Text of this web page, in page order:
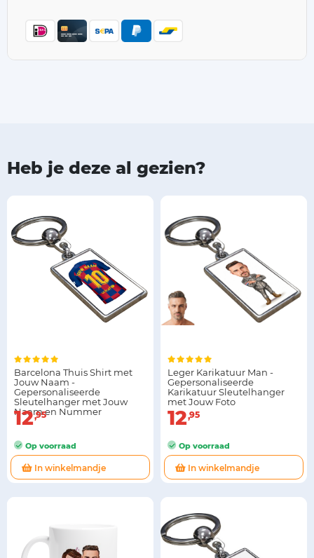
Heb je deze al gezien?
Barcelona Thuis Shirt met
Jouw Naam -
Gepersonaliseerde
Sleutelhanger met Jouw
Naam en Nummer
12 95
Op voorraad
In winkelmandje
Leger Karikatuur Man -
Gepersonaliseerde
Karikatuur Sleutelhanger
met Jouw Foto
12 95
Op voorraad
In winkelmandje